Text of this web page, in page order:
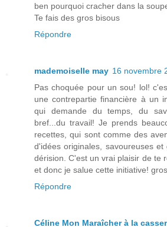
ben pourquoi cracher dans la
Te fais des gros bisous
Répondre
mademoiselle may 16 novembre
Pas choquée pour un sou! lol!
une contrepartie financière à un
qui demande du temps, du
bref...du travail! Je prends
recettes, qui sont comme des
d'idées originales, savoureuses
dérision. C'est un vrai plaisir de te
et donc je salue cette initiative!
Répondre
Céline Mon Maraîcher à la